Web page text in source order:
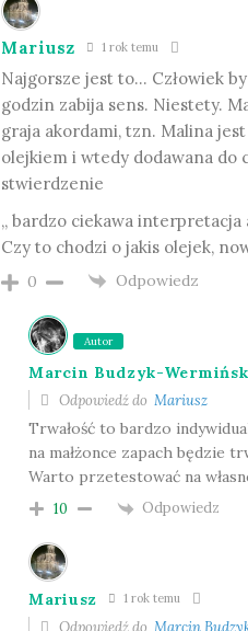
Mariusz 1 rok temu
Najgorsze jest to… Człowiek
godzin zabija sens. Niestety.
graja akordami, tzn. Malina
olejkiem i wtedy dodawana do
stwierdzenie
,, bardzo ciekawa interpretacja
Czy to chodzi o jakis olejek,
0 Odpowiedz
Autor
Marcin Budzyk-
Odpowiedź do Mariusz
Trwałość to bardzo
na małżonce zapach będzie
Warto przetestować na
10 Odpowiedz
Mariusz 1 rok temu
Odpowiedź do Marcin